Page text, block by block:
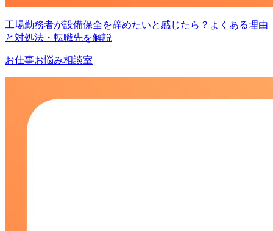
工場勤務者が設備保全を辞めたいと感じたら？よくある理由
と対処法・転職先を解説
お仕事お悩み相談室